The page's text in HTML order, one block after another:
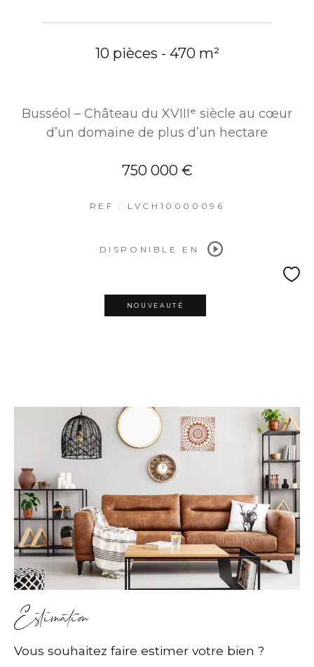
10 pièces - 470 m²
Busséol – Château du XVIIIᵉ siècle au cœur
d’un domaine de plus d’un hectare
750 000 €
REF : LVCH10000096
DISPONIBLE EN
NOUVEAUTÉ
Estimation
Vous souhaitez faire estimer votre bien ?